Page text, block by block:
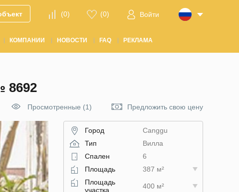
(0) (0) Войти
КОМПАНИИ НОВОСТИ FAQ РЕКЛАМА
Просмотренные (1) Предложить свою цену
Город
Canggu
Тип
Вилла
Спален
6
Площадь
387 м²
Площадь
участка
400 м²